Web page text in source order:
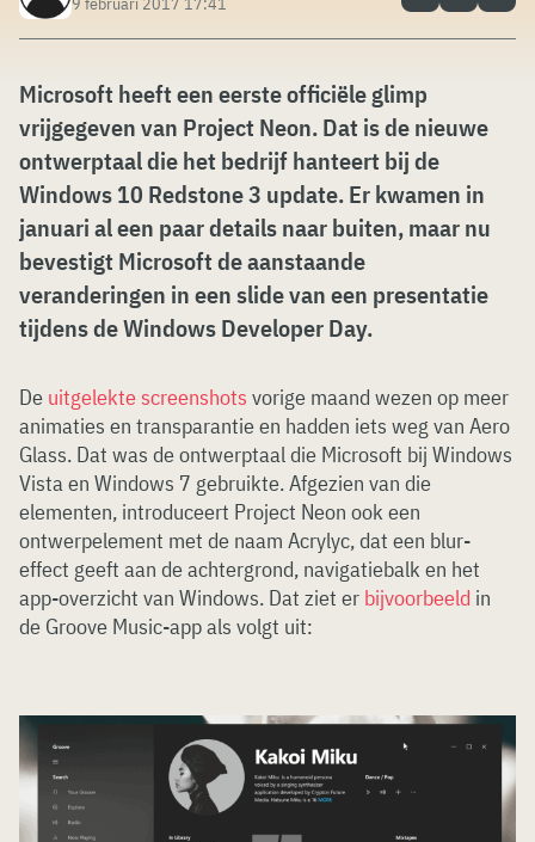
Microsoft heeft een eerste officiële glimp
vrijgegeven van Project Neon. Dat is de nieuwe
ontwerptaal die het bedrijf hanteert bij de
Windows 10 Redstone 3 update. Er kwamen in
januari al een paar details naar buiten, maar nu
bevestigt Microsoft de aanstaande
veranderingen in een slide van een presentatie
tijdens de Windows Developer Day.
De uitgelekte screenshots vorige maand wezen op meer
animaties en transparantie en hadden iets weg van Aero
Glass. Dat was de ontwerptaal die Microsoft bij Windows
Vista en Windows 7 gebruikte. Afgezien van die
elementen, introduceert Project Neon ook een
ontwerpelement met de naam Acrylyc, dat een blur-
effect geeft aan de achtergrond, navigatiebalk en het
app-overzicht van Windows. Dat ziet er bijvoorbeeld in
de Groove Music-app als volgt uit: